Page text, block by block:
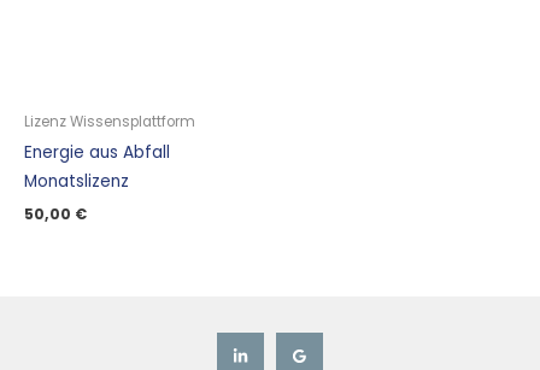
Lizenz Wissensplattform
Energie aus Abfall
Monatslizenz
50,00 €